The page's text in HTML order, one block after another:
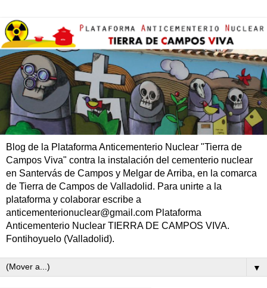
Blog de la Plataforma Anticementerio Nuclear "Tierra de
Campos Viva" contra la instalación del cementerio nuclear
en Santervás de Campos y Melgar de Arriba, en la comarca
de Tierra de Campos de Valladolid. Para unirte a la
plataforma y colaborar escribe a
anticementerionuclear@gmail.com Plataforma
Anticementerio Nuclear TIERRA DE CAMPOS VIVA.
Fontihoyuelo (Valladolid).
▼